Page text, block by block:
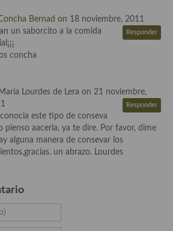
Bernad on 18 noviembre, 2011
Responder
un saborcito a la comida
concha
Lourdes de Lera on 21 noviembre,
Responder
este tipo de conseva
pienso aacerla, ya te dire. Por favor, dime
alguna manera de consevar los
un abrazo. Lourdes